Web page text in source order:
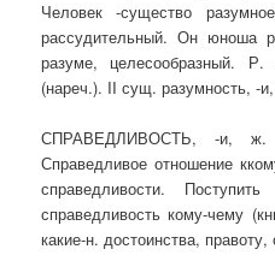
Человек -существо
рассудительный. Он юноша
разуме, целесообразный. Р.
(нареч.). II сущ. разумность, -
СПРАВЕДЛИВОСТЬ, -и, ж.
Справедливое отношение
справедливости.
справедливость кому-чему
какие-н. достоинства,